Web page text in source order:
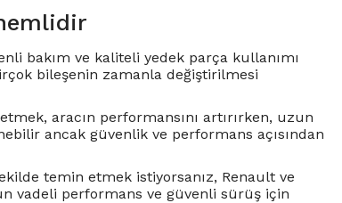
bakım ve kaliteli yedek parça kullanımı
bileşenin zamanla değiştirilmesi
aracın performansını artırırken, uzun
ancak güvenlik ve performans açısından
temin etmek istiyorsanız, Renault ve
vadeli performans ve güvenli sürüş için